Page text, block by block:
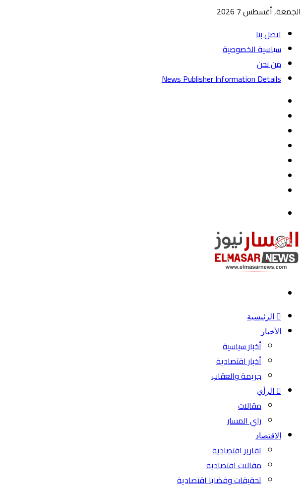
الجمعة, أغسطس 7 2026
اتصل بنا
سياسية الخصوصية
من نحن
News Publisher Information Details
الرئيسية
الأخبار
أخبار سياسية
أخبار اقتصادية
جريمة والعقاب
الرأي
مقالات
راي المسار
الاقتصاد
تقارير اقتصادية
مقالات اقتصادية
تحقيقات وقضايا اقتصادية